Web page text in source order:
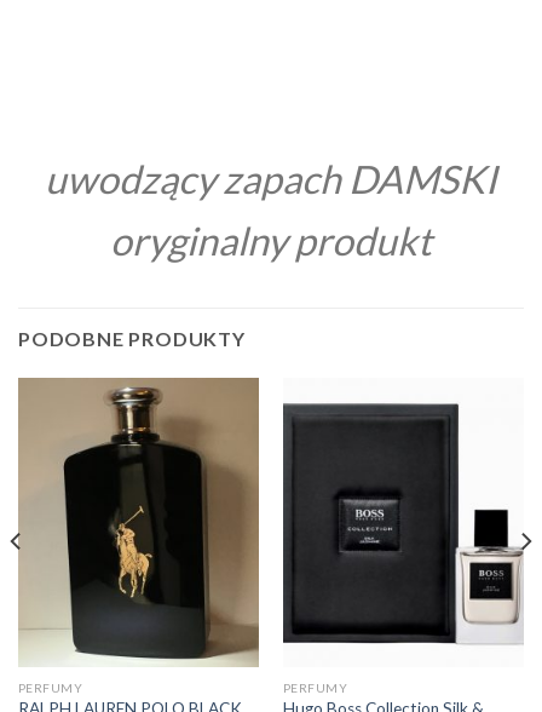
uwodzący zapach DAMSKI
oryginalny produkt
PODOBNE PRODUKTY
PERFUMY
RALPH LAUREN POLO BLACK
PERFUMY
Hugo Boss Collection Silk &